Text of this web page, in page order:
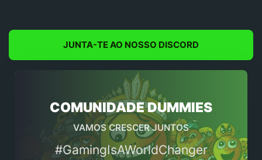
JUNTA-TE AO NOSSO DISCORD
COMUNIDADE DUMMIES
VAMOS CRESCER JUNTOS
#GamingIsAWorldChanger